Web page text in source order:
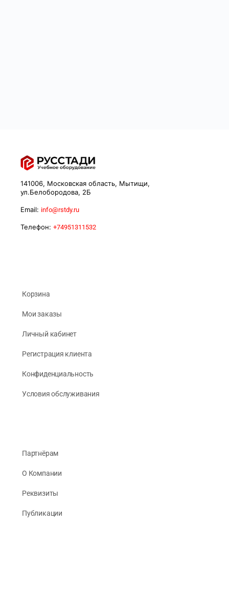
141006, Московская область, Мытищи,
ул.Белобородова, 2Б
Email: info@rstdy.ru
Телефон: +74951311532
Корзина
Мои заказы
Личный кабинет
Регистрация клиента
Конфиденциальность
Условия обслуживания
Партнёрам
О Компании
Реквизиты
Публикации